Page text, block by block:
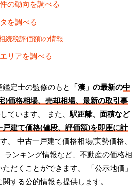
の動向を調べる
を調べる
続税評価額)の情報
リアを調べる
定士の監修のもと 「湊」の最新の中
)価格相場、売却相場、最新の取引事
しています。 また、駅距離、面積など
戸建て価格(値段、評価額)を即座に計
。 中古一戸建て価格相場(実勢価格、
ランキング情報など、不動産の価格相
だくことができます。
「公示地価」
する公的情報も提供します。